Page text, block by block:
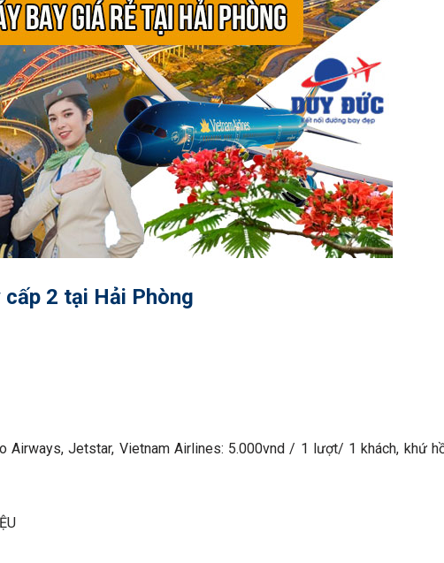
2 tại Hải Phòng
Airways, Jetstar, Vietnam Airlines: 5.000vnd / 1 lượt/ 1 khách, khứ